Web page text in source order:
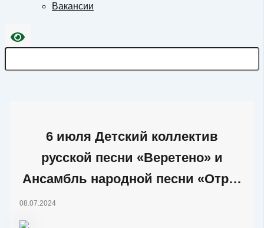
Вакансии
6 июля Детский коллектив
русской песни «Веретено» и
Ансамбль народной песни «Отр…
08.07.2024